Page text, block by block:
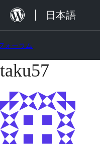
キ
日本語
ォーラム
コ
ン
ツ
taku57